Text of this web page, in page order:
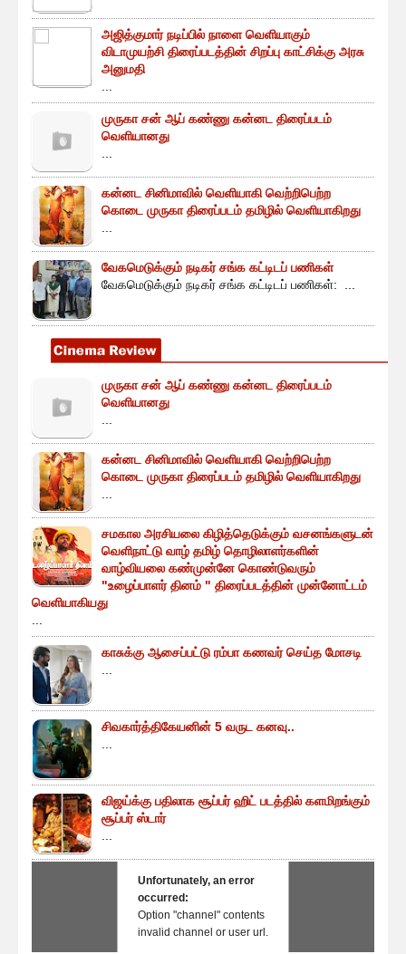
அஜித்குமார் நடிப்பில் நாளை வெளியாகும்
விடாமுயற்சி திரைப்படத்தின் சிறப்பு காட்சிக்கு அரசு
அனுமதி
முருகா சன் ஆப் கண்ணு கன்னட திரைப்படம்
வெளியானது
கன்னட சினிமாவில் வெளியாகி வெற்றிபெற்ற
கொடை முருகா திரைப்படம் தமிழில் வெளியாகிறது
வேகமெடுக்கும் நடிகர் சங்க கட்டிடப் பணிகள்
வேகமெடுக்கும் நடிகர் சங்க கட்டிடப் பணிகள்: ...
முருகா சன் ஆப் கண்ணு கன்னட திரைப்படம்
வெளியானது
கன்னட சினிமாவில் வெளியாகி வெற்றிபெற்ற
கொடை முருகா திரைப்படம் தமிழில் வெளியாகிறது
சமகால அரசியலை கிழித்தெடுக்கும் வசனங்களுடன்
வெளிநாட்டு வாழ் தமிழ் தொழிலாளர்களின்
வாழ்வியலை கண்முன்னே கொண்டுவரும்
"உழைப்பாளர் தினம் " திரைப்படத்தின் முன்னோட்டம்
வெளியாகியது
காசுக்கு ஆசைப்பட்டு ரம்பா கணவர் செய்த மோசடி
சிவகார்த்திகேயனின் 5 வருட கனவு..
விஜய்க்கு பதிலாக சூப்பர் ஹிட் படத்தில் களமிறங்கும்
சூப்பர் ஸ்டார்
Unfortunately, an error
occurred:
Option "channel" contents
invalid channel or user url.